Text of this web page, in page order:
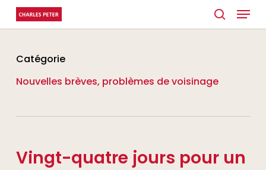
Skip
to
content
search
Menu
Catégorie
Nouvelles brèves, problèmes de voisinage
Vingt-quatre jours pour un